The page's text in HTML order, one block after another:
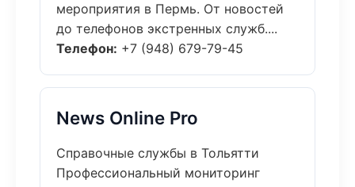
мероприятия в Пермь. От новостей
до телефонов экстренных служб....
Телефон: +7 (948) 679-79-45
News Online Pro
Справочные службы в Тольятти
Профессиональный мониторинг